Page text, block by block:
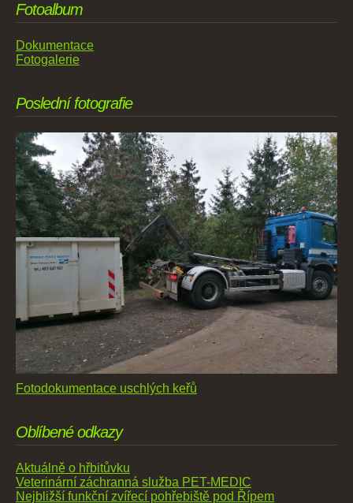
Fotoalbum
Dokumentace
Fotogalerie
Poslední fotografie
Fotodokumentace uschlých keřů
Oblíbené odkazy
Aktuálně o hřbitůvku
Veterinární záchranná služba PET-MEDIC
Nejbližší funkční zvířecí pohřebiště pod Řípem